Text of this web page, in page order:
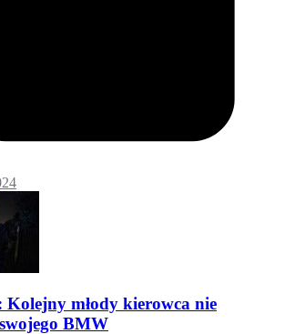
Kolejny młody kierowca nie
BMW